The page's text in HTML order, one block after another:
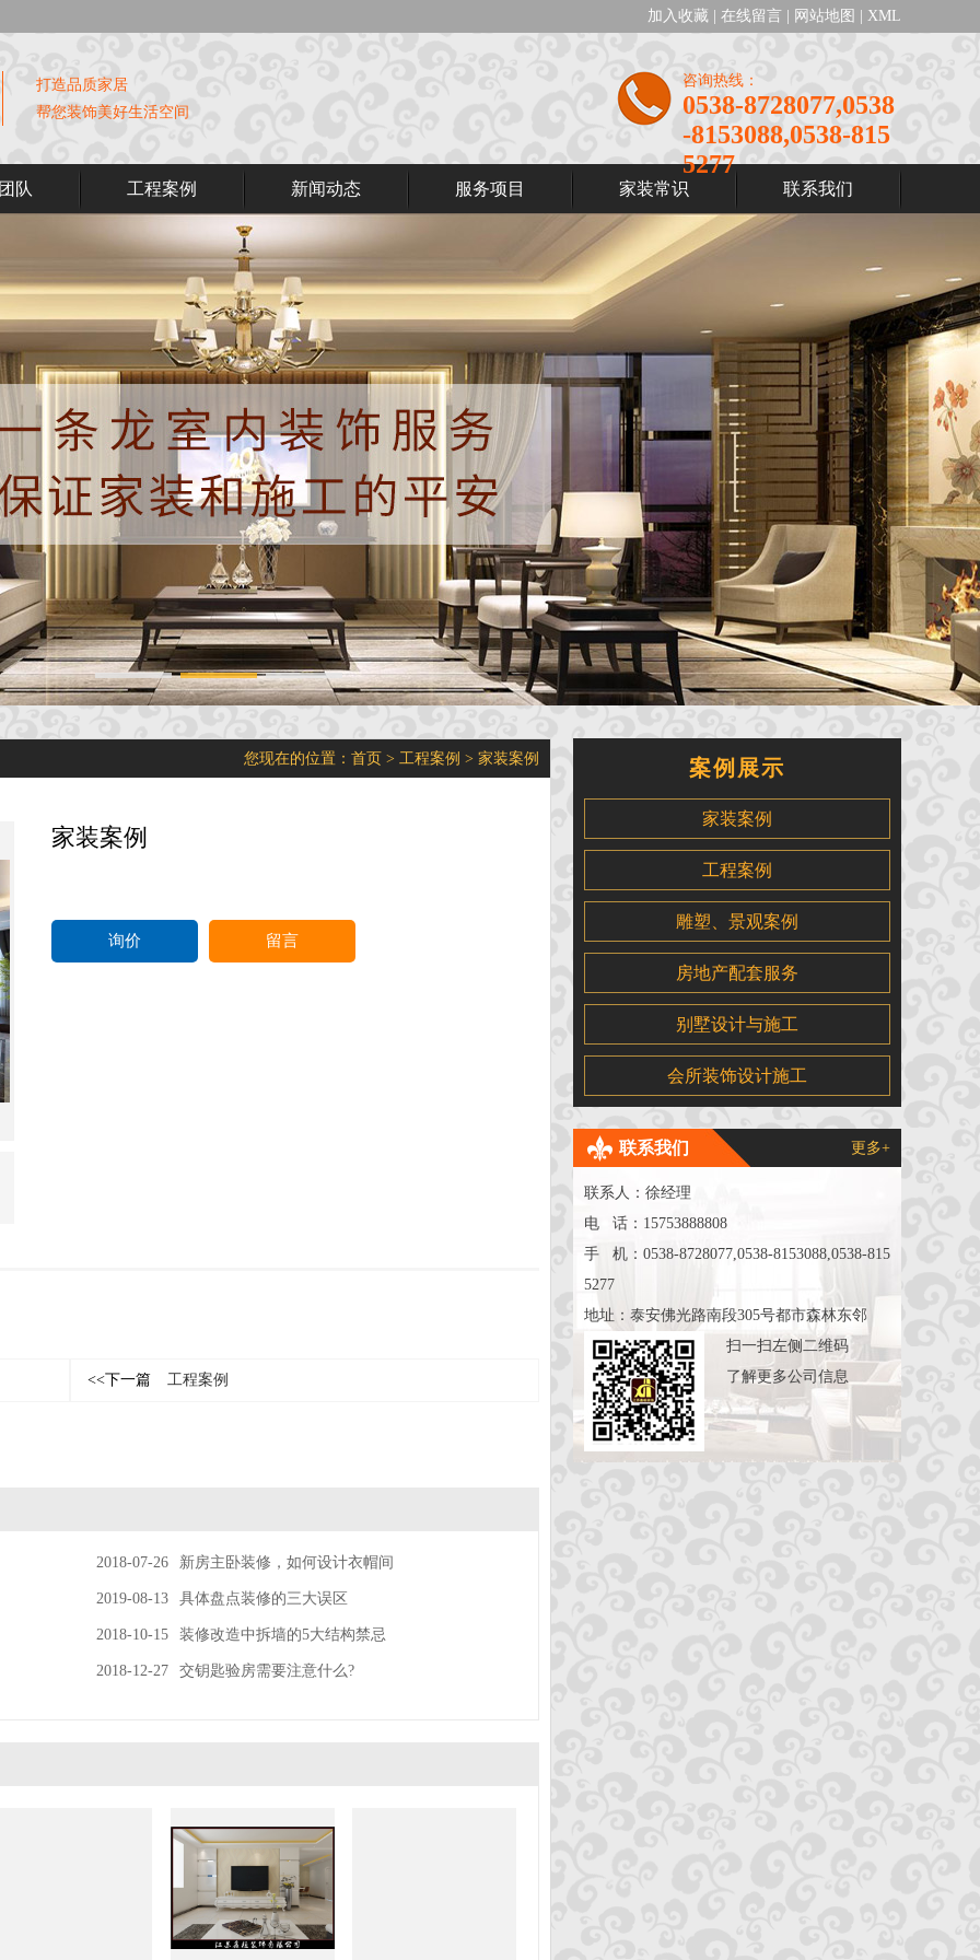
加入收藏 在线留言 网站地图 XML
打造品质家居
帮您装饰美好生活空间
咨询热线：
0538-8728077,0538
-8153088,0538-815
5277
队 工程案例 新闻动态 服务项目 家装常识 联系我们
您现在的位置： 首页 > 工程案例 > 家装案例
家装案例
询价 留言
<<下一篇 工程案例
2018-07-26 新房主卧装修，如何设计衣帽间
2019-08-13 具体盘点装修的三大误区
2018-10-15 装修改造中拆墙的5大结构禁忌
2018-12-27 交钥匙验房需要注意什么?
案例展示
家装案例
工程案例
雕塑、景观案例
房地产配套服务
别墅设计与施工
会所装饰设计施工
联系我们 更多+
联系人：徐经理
电 话：15753888808
手 机：0538-8728077,0538-8153088,0538-815
5277
地址：泰安佛光路南段305号都市森林东邻
扫一扫左侧二维码
了解更多公司信息